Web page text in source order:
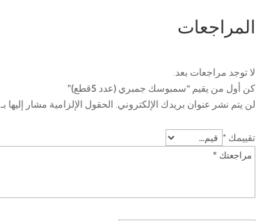
المراجعات
لا توجد مراجعات بعد.
كن أول من يقيم “سمبوسك جمبري (عدد 5قطع)”
لن يتم نشر عنوان بريدك الإلكتروني. الحقول الإلزامية مشار إليها بـ
تقييمك *